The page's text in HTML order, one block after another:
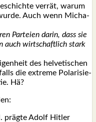
ver­rät, war­um
Auch wenn Micha­
Par­tei­en dar­in, dass sie
auch wirt­schaft­lich stark
des hel­ve­ti­schen
die extre­me Pola­ri­sie­
Hä?
präg­te Adolf Hit­ler